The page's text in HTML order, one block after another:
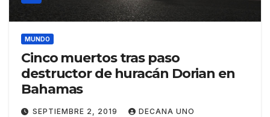
MUNDO
Cinco muertos tras paso
destructor de huracán Dorian en
Bahamas
SEPTIEMBRE 2, 2019 DECANA UNO